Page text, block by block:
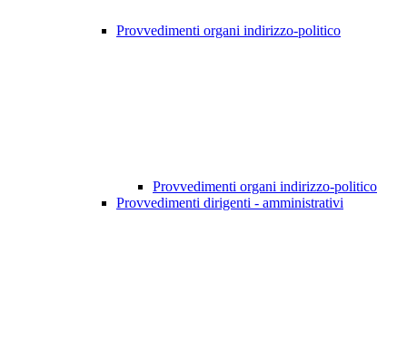
Provvedimenti organi indirizzo-politico
Provvedimenti organi indirizzo-politico
Provvedimenti dirigenti - amministrativi